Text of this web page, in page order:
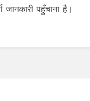
पहुँचाना है।